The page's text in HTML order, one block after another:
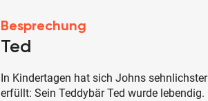
Besprechung
Ted
In Kindertagen hat sich Johns
erfüllt: Sein Teddybär Ted wurde